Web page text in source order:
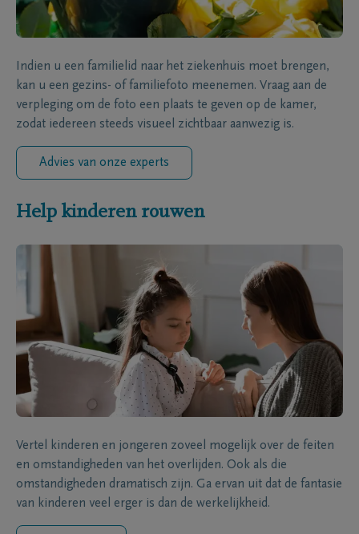
Indien u een familielid naar het ziekenhuis moet brengen,
kan u een gezins- of familiefoto meenemen. Vraag aan de
verpleging om de foto een plaats te geven op de kamer,
zodat iedereen steeds visueel zichtbaar aanwezig is.
Advies van onze experts
Help kinderen rouwen
Vertel kinderen en jongeren zoveel mogelijk over de feiten
en omstandigheden van het overlijden. Ook als die
omstandigheden dramatisch zijn. Ga ervan uit dat de fantasie
van kinderen veel erger is dan de werkelijkheid.